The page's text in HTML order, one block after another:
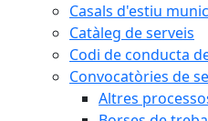
Casals d'estiu
Catàleg de serveis
Codi de conducta
Convocatòries de
Altres